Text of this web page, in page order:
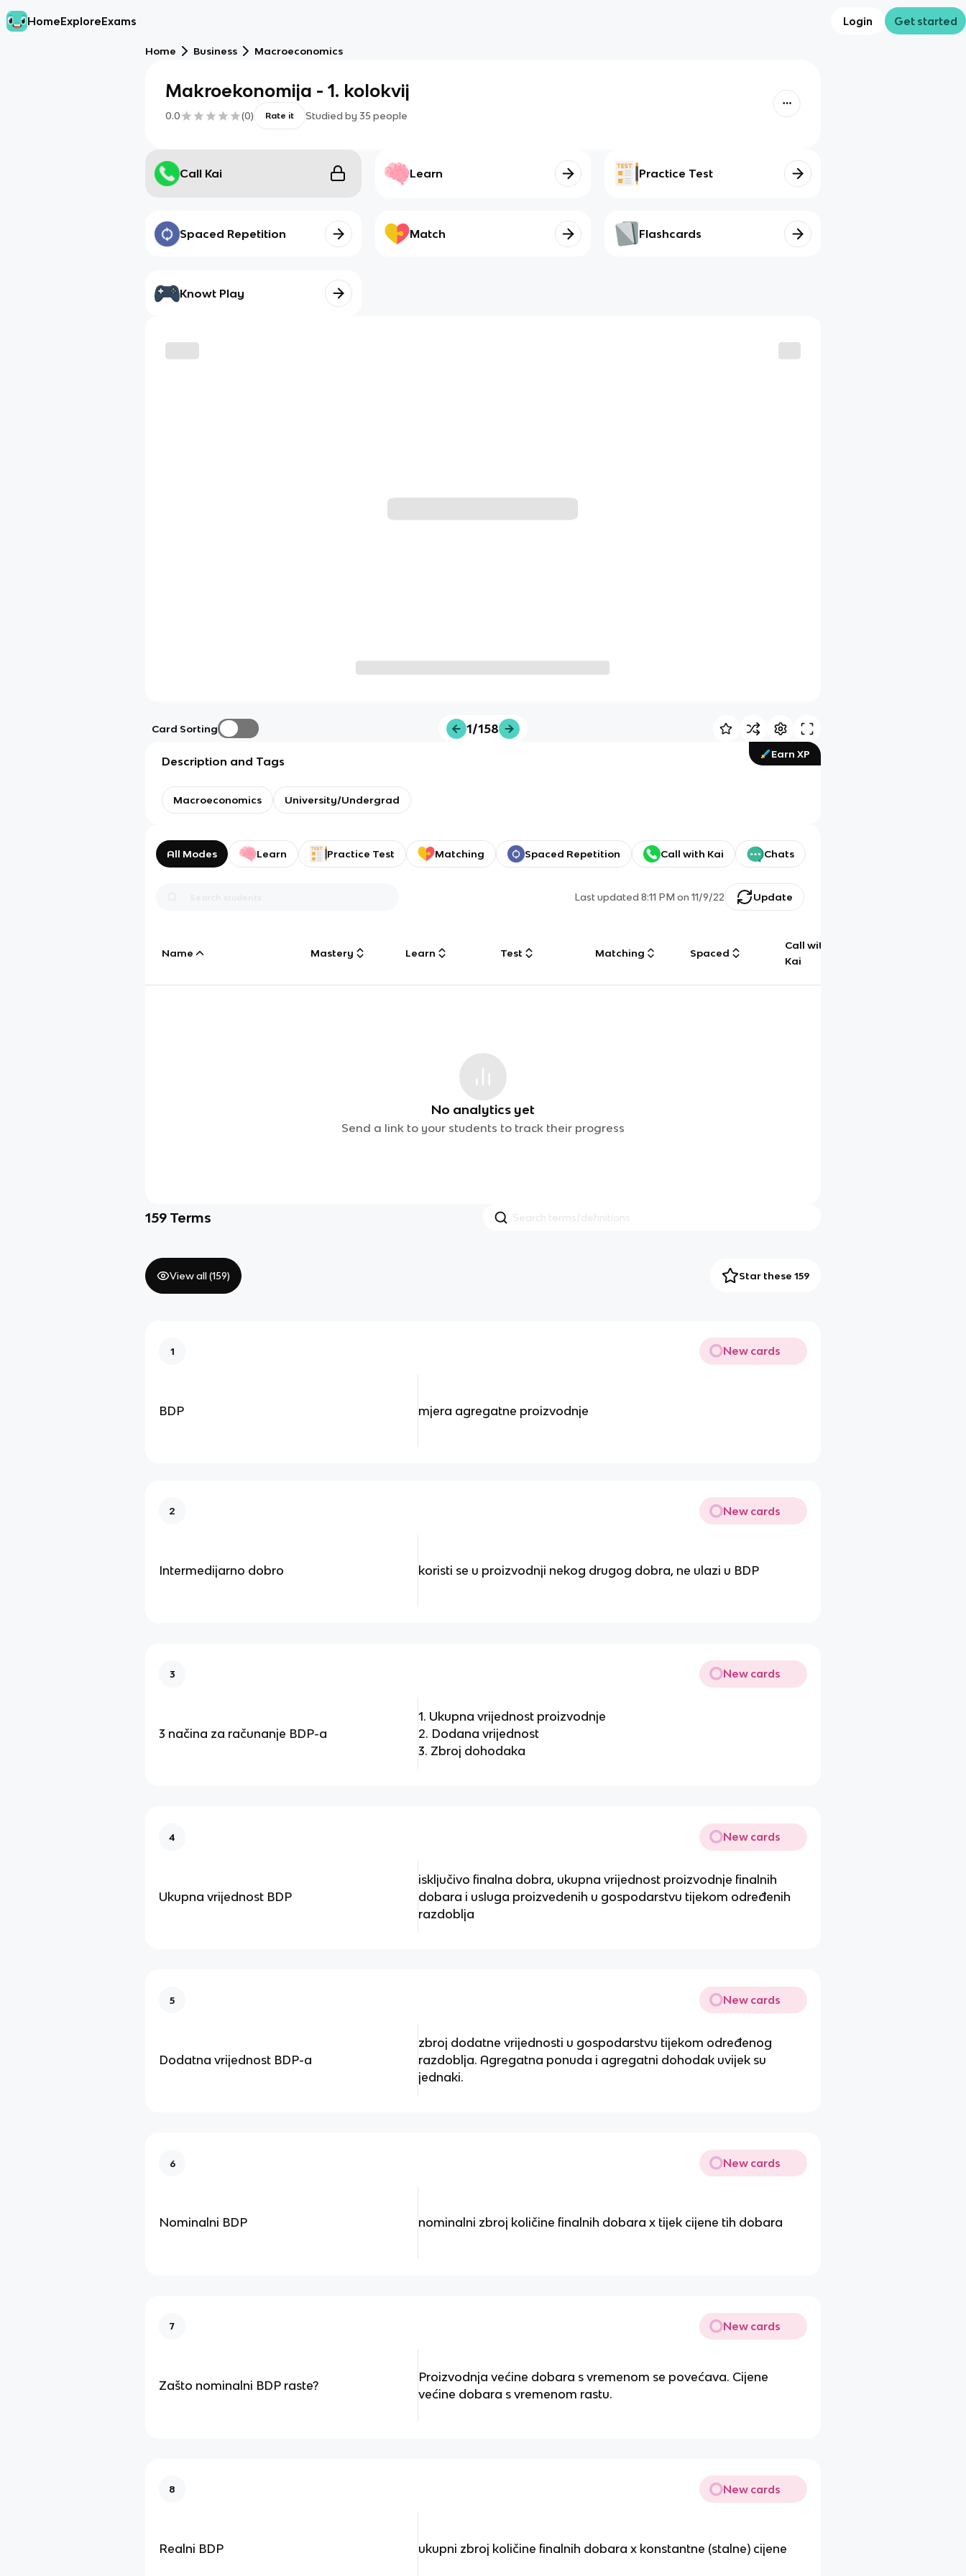
HomeExploreExams Login Get started
Home Business Macroeconomics
Makroekonomija - 1. kolokvij
0.0 (0) Rate it Studied by 35 people
Call Kai Learn Practice Test
Spaced Repetition Match Flashcards
Knowt Play
Card Sorting 1/158
Earn XP
Description and Tags
Macroeconomics University/Undergrad
All Modes Learn Practice Test Matching Spaced Repetition Call with Kai Chats
Last updated8:11 PM on 11/9/22 Update
Name Mastery Learn Test Matching Spaced
Call with
Kai
No analytics yet
Send a link to your students to track their progress
159 Terms
View all (159) Star these 159
1 New cards
BDP mjera agregatne proizvodnje
2 New cards
Intermedijarno dobro koristi se u proizvodnji nekog drugog dobra, ne ulazi u BDP
3 New cards
3 načina za računanje BDP-a
1. Ukupna vrijednost proizvodnje
2. Dodana vrijednost
3. Zbroj dohodaka
4 New cards
Ukupna vrijednost BDP
isključivo finalna dobra, ukupna vrijednost proizvodnje finalnih
dobara i usluga proizvedenih u gospodarstvu tijekom određenih
razdoblja
5 New cards
Dodatna vrijednost BDP-a
zbroj dodatne vrijednosti u gospodarstvu tijekom određenog
razdoblja. Agregatna ponuda i agregatni dohodak uvijek su
jednaki.
6 New cards
Nominalni BDP nominalni zbroj količine finalnih dobara x tijek cijene tih dobara
7 New cards
Zašto nominalni BDP raste?
Proizvodnja većine dobara s vremenom se povećava. Cijene
većine dobara s vremenom rastu.
8 New cards
Realni BDP ukupni zbroj količine finalnih dobara x konstantne (stalne) cijene